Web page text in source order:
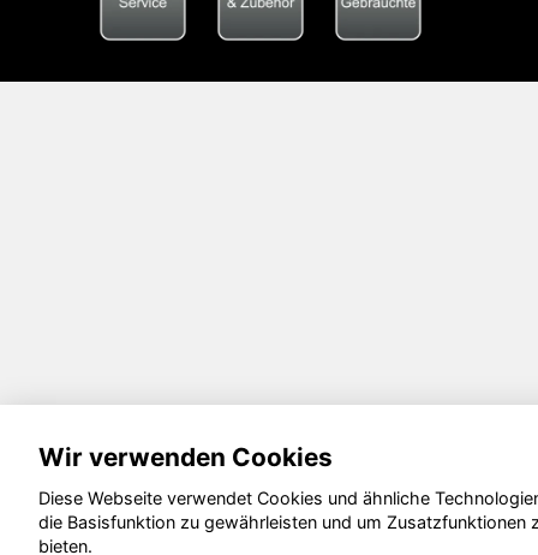
Wir verwenden Cookies
Diese Webseite verwendet Cookies und ähnliche
die Basisfunktion zu gewährleisten und um Zusatzfunktionen
bieten.